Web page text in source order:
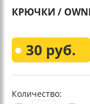
КРЮЧКИ /
30 руб.
Количество: